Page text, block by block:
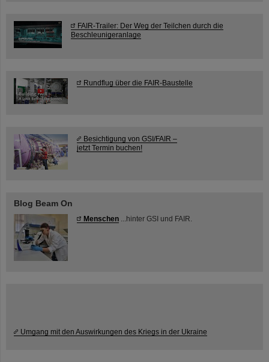
FAIR-Trailer: Der Weg der Teilchen durch die
Beschleunigeranlage
Rundflug über die FAIR-Baustelle
Besichtigung von GSI/FAIR –
jetzt Termin buchen!
Blog Beam On
Menschen ...hinter GSI und FAIR.
Umgang mit den Auswirkungen des Kriegs in der Ukraine